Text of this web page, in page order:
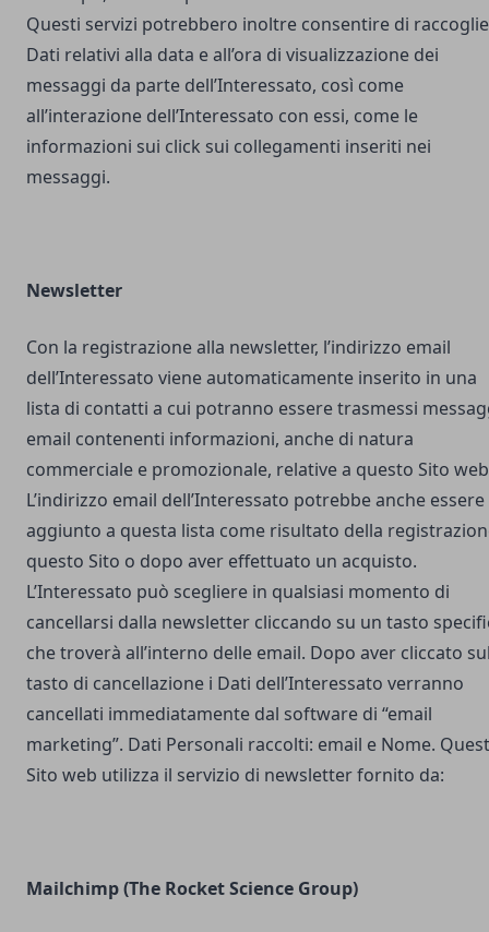
Questi servizi potrebbero inoltre consentire di
Dati relativi alla data e all’ora di visualizzazione dei
messaggi da parte dell’Interessato, così come
all’interazione dell’Interessato con essi, come le
informazioni sui click sui collegamenti inseriti nei
messaggi.
Newsletter
Con la registrazione alla newsletter, l’indirizzo email
dell’Interessato viene automaticamente inserito in una
lista di contatti a cui potranno essere trasmessi
email contenenti informazioni, anche di natura
commerciale e promozionale, relative a questo Sito
L’indirizzo email dell’Interessato potrebbe anche essere
aggiunto a questa lista come risultato della
questo Sito o dopo aver effettuato un acquisto.
L’Interessato può scegliere in qualsiasi momento di
cancellarsi dalla newsletter cliccando su un tasto
che troverà all’interno delle email. Dopo aver cliccato
tasto di cancellazione i Dati dell’Interessato verranno
cancellati immediatamente dal software di “email
marketing”. Dati Personali raccolti: email e Nome.
Sito web utilizza il servizio di newsletter fornito da:
Mailchimp (The Rocket Science Group)